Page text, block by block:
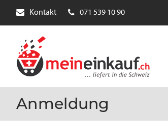
Kontakt 071 539 10 90
Anmeldung